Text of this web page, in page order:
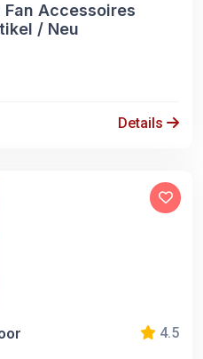
Fan Accessoires
/ Neu
Details
4.5